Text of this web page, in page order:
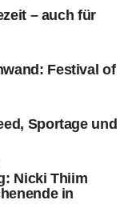
– auch für
Festival of
Sportage und
Nicki Thiim
in